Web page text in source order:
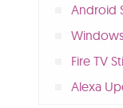
Android
Fire TV
Alexa